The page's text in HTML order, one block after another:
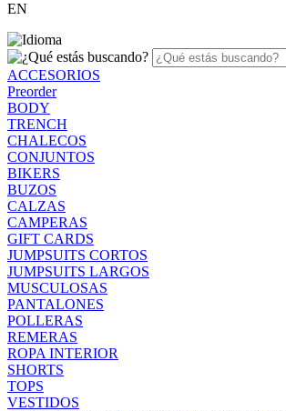
EN
ACCESORIOS
Preorder
BODY
TRENCH
CHALECOS
CONJUNTOS
BIKERS
BUZOS
CALZAS
CAMPERAS
GIFT CARDS
JUMPSUITS CORTOS
JUMPSUITS LARGOS
MUSCULOSAS
PANTALONES
POLLERAS
REMERAS
ROPA INTERIOR
SHORTS
TOPS
VESTIDOS